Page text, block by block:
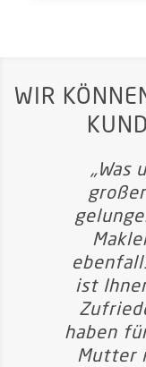
WIR
„Was
ist
haben
Mutter